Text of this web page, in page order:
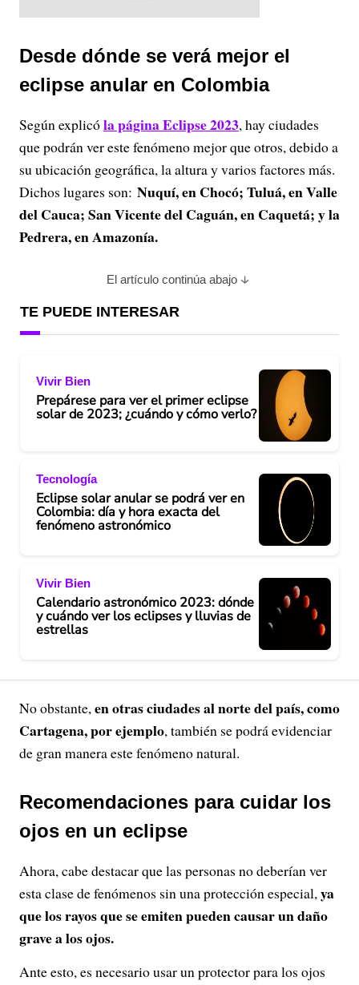
Desde dónde se verá mejor el
eclipse anular en Colombia
Según explicóla página Eclipse 2023, hay ciudades
que podrán ver este fenómeno mejor que otros, debido a
su ubicación geográfica, la altura y varios factores más.
Dichos lugares son: Nuquí, en Chocó; Tuluá, en Valle
del Cauca; San Vicente del Caguán, en Caquetá; y la
Pedrera, en Amazonía.
El artículo continúa abajo
TE PUEDE INTERESAR
Vivir Bien
Prepárese para ver el primer eclipse
solar de 2023; ¿cuándo y cómo verlo?
Tecnología
Eclipse solar anular se podrá ver en
Colombia: día y hora exacta del
fenómeno astronómico
Vivir Bien
Calendario astronómico 2023: dónde
y cuándo ver los eclipses y lluvias de
estrellas
No obstante,en otras ciudades al norte del país, como
Cartagena, por ejemplo, también se podrá evidenciar
de gran manera este fenómeno natural.
Recomendaciones para cuidar los
ojos en un eclipse
Ahora, cabe destacar que las personas no deberían ver
esta clase de fenómenos sin una protección especial,ya
que los rayos que se emiten pueden causar un daño
grave a los ojos.
Ante esto, es necesario usar un protector para los ojos